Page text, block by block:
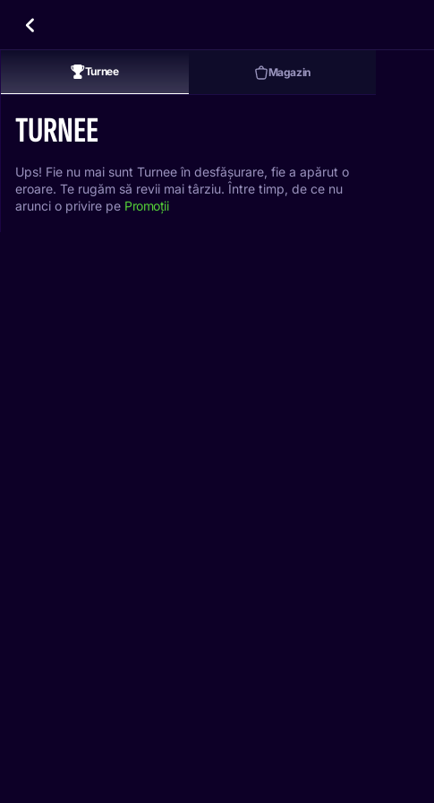
Turnee Magazin
TURNEE
Ups! Fie nu mai sunt Turnee în desfășurare, fie a apărut o
eroare. Te rugăm să revii mai târziu. Între timp, de ce nu
arunci o privire pe Promoții